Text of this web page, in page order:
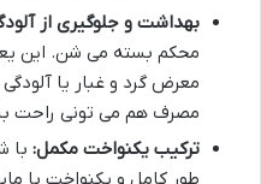
بهداشت و جلوگیری از
محکم بسته می شن. این
معرض گرد و غبار یا
مصرف هم می تونی راحت
ترکیب یکنواخت مکمل: با
طور کامل و یکنواخت با